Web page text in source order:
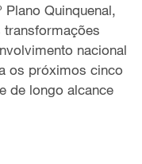
Quinquenal,
nacional
os próximos cinco
de longo alcance